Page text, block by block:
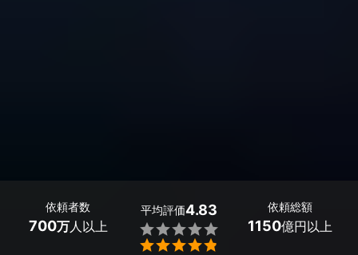
依頼者数
700万人以上
平均評価4.83


依頼総額
1150億円以上